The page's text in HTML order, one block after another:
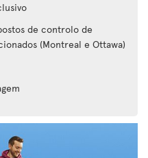
de controlo de
(Montreal e Ottawa)